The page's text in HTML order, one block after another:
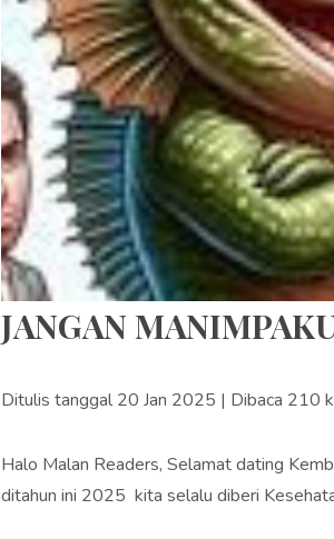
JANGAN
Ditulis tanggal 20 Jan 2025 | Dibaca 210
Halo Malan Readers, Selamat dating
ditahun ini 2025 kita selalu diberi